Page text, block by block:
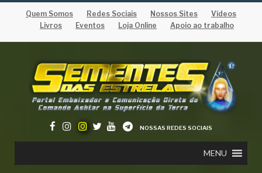
Quem Somos Redes Sociais Nossos Sites
Vídeos
Livros
Eventos Loja Online Apoio ao trabalho
NOSSAS REDES SOCIAIS
MENU